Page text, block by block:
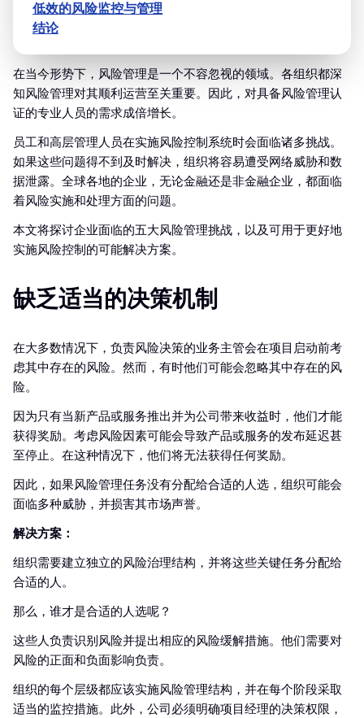
低效的风险监控与管理
结论
在当今形势下，风险管理是一个不容忽视的领域。各组织都深
知风险管理对其顺利运营至关重要。因此，对具备风险管理认
证的专业人员的需求成倍增长。
员工和高层管理人员在实施风险控制系统时会面临诸多挑战。
如果这些问题得不到及时解决，组织将容易遭受网络威胁和数
据泄露。全球各地的企业，无论金融还是非金融企业，都面临
着风险实施和处理方面的问题。
本文将探讨企业面临的五大风险管理挑战，以及可用于更好地
实施风险控制的可能解决方案。
缺乏适当的决策机制
在大多数情况下，负责风险决策的业务主管会在项目启动前考
虑其中存在的风险。然而，有时他们可能会忽略其中存在的风
险。
因为只有当新产品或服务推出并为公司带来收益时，他们才能
获得奖励。考虑风险因素可能会导致产品或服务的发布延迟甚
至停止。在这种情况下，他们将无法获得任何奖励。
因此，如果风险管理任务没有分配给合适的人选，组织可能会
面临多种威胁，并损害其市场声誉。
解决方案：
组织需要建立独立的风险治理结构，并将这些关键任务分配给
合适的人。
那么，谁才是合适的人选呢？
这些人负责识别风险并提出相应的风险缓解措施。他们需要对
风险的正面和负面影响负责。
组织的每个层级都应该实施风险管理结构，并在每个阶段采取
适当的监控措施。此外，公司必须明确项目经理的决策权限，